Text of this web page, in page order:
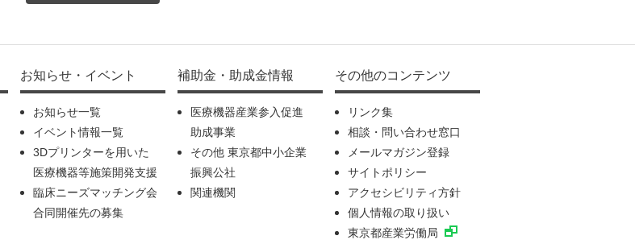
お知らせ・イベント
お知らせ一覧
イベント情報一覧
3Dプリンターを用いた
医療機器等施策開発支援
臨床ニーズマッチング会
合同開催先の募集
補助金・助成金情報
医療機器産業参入促進
助成事業
その他 東京都中小企業
振興公社
関連機関
その他のコンテンツ
リンク集
相談・問い合わせ窓口
メールマガジン登録
サイトポリシー
アクセシビリティ方針
個人情報の取り扱い
東京都産業労働局